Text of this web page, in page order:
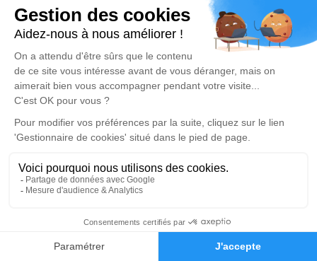
Faire-part Hommages
poèmes ou des textes. Cet endroit est un lieu
d'expression dédié à honorer la mémoire de Josiane
DE SAN PEDRO.
Un service de plantation d’arbre hommage est
disponible ici
Je rends hommage
Cérémonie civile
vendredi 14 juin 2024 à 13h15
110 Rue Principale
71530 Crissey